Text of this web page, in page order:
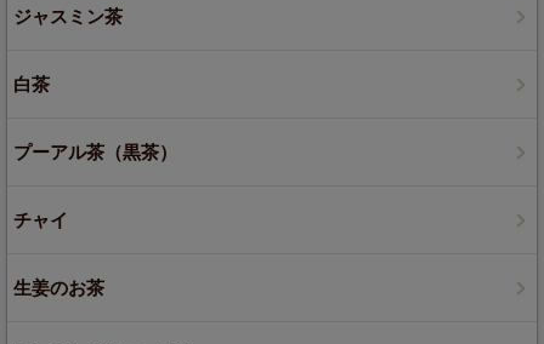
ジャスミン茶
白茶
プーアル茶（黒茶）
チャイ
生姜のお茶